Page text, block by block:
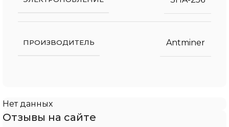
ПРОИЗВОДИТЕЛЬ Antminer
Нет данных
Отзывы на сайте